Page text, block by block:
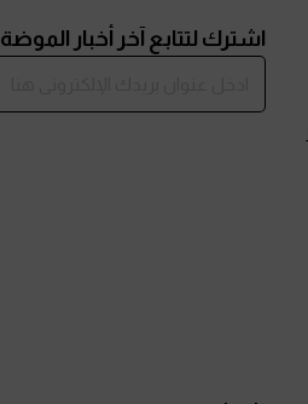
اشترك لتتابع آخر أخبار الموضة